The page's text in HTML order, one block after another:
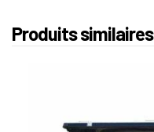
Produits similaires